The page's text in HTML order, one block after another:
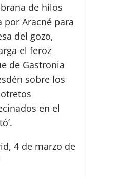
de hilos
por Aracné para
del gozo,
el feroz
de Gastronia
sobre los
en el
4 de marzo de